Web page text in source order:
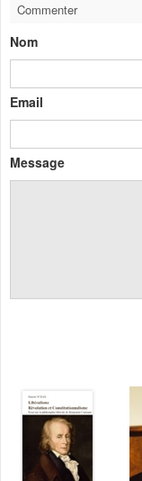
Commenter
Nom
Email
Message